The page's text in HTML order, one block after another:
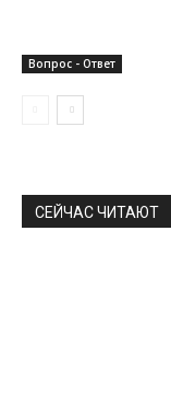
Вопрос - Ответ
СЕЙЧАС ЧИТАЮТ